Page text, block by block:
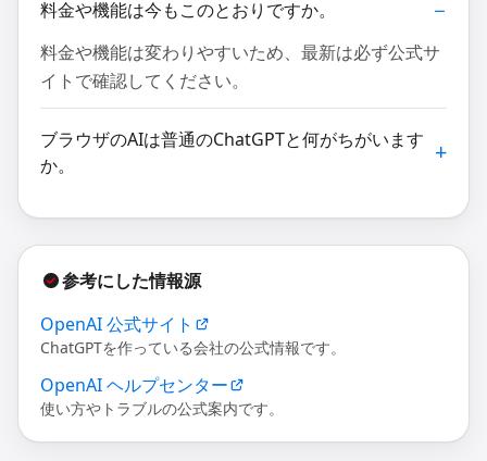
料金や機能は今もこのとおりですか。
料金や機能は変わりやすいため、最新は必ず公式サ
イトで確認してください。
ブラウザのAIは普通のChatGPTと何がちがいます
か。
参考にした情報源
OpenAI 公式サイト
ChatGPTを作っている会社の公式情報です。
OpenAI ヘルプセンター
使い方やトラブルの公式案内です。